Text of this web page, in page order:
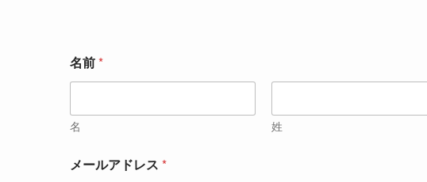
名前*
名 姓
メールアドレス *